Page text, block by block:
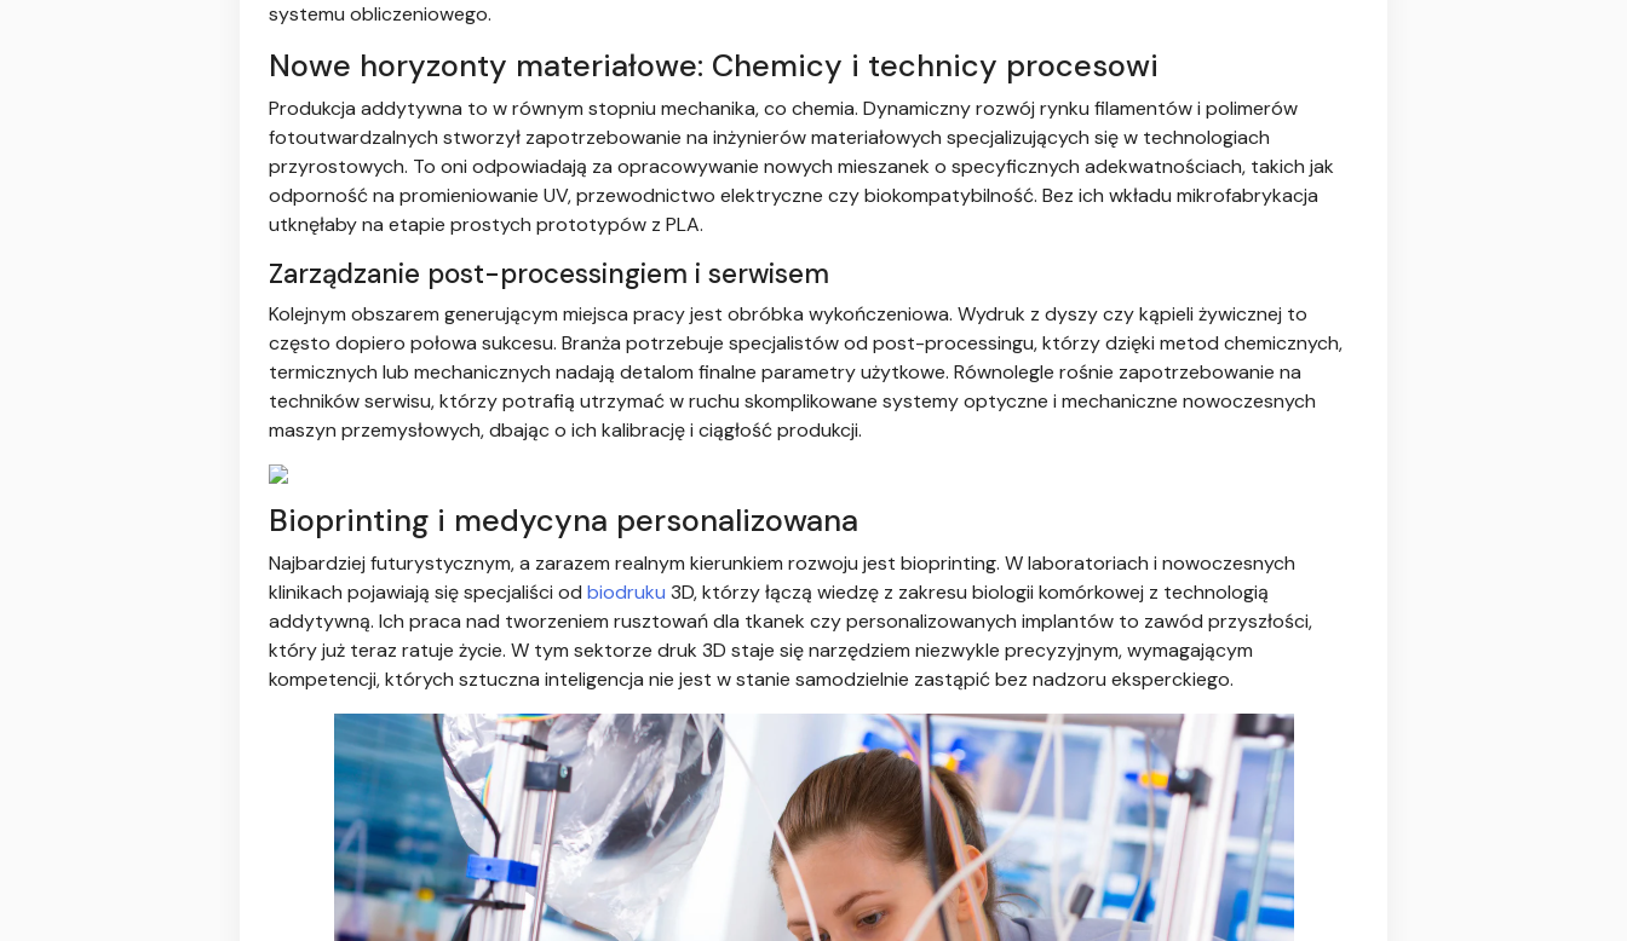
systemu obliczeniowego.
Nowe horyzonty materiałowe: Chemicy i technicy procesowi
Produkcja addytywna to w równym stopniu mechanika, co chemia. Dynamiczny rozwój rynku filamentów i polimerów
fotoutwardzalnych stworzył zapotrzebowanie na inżynierów materiałowych specjalizujących się w technologiach
przyrostowych. To oni odpowiadają za opracowywanie nowych mieszanek o specyficznych adekwatnościach, takich jak
odporność na promieniowanie UV, przewodnictwo elektryczne czy biokompatybilność. Bez ich wkładu mikrofabrykacja
utknęłaby na etapie prostych prototypów z PLA.
Zarządzanie post-processingiem i serwisem
Kolejnym obszarem generującym miejsca pracy jest obróbka wykończeniowa. Wydruk z dyszy czy kąpieli żywicznej to
często dopiero połowa sukcesu. Branża potrzebuje specjalistów od post-processingu, którzy dzięki metod chemicznych,
termicznych lub mechanicznych nadają detalom finalne parametry użytkowe. Równolegle rośnie zapotrzebowanie na
techników serwisu, którzy potrafią utrzymać w ruchu skomplikowane systemy optyczne i mechaniczne nowoczesnych
maszyn przemysłowych, dbając o ich kalibrację i ciągłość produkcji.
Bioprinting i medycyna personalizowana
Najbardziej futurystycznym, a zarazem realnym kierunkiem rozwoju jest bioprinting. W laboratoriach i nowoczesnych
klinikach pojawiają się specjaliści od biodruku 3D, którzy łączą wiedzę z zakresu biologii komórkowej z technologią
addytywną. Ich praca nad tworzeniem rusztowań dla tkanek czy personalizowanych implantów to zawód przyszłości,
który już teraz ratuje życie. W tym sektorze druk 3D staje się narzędziem niezwykle precyzyjnym, wymagającym
kompetencji, których sztuczna inteligencja nie jest w stanie samodzielnie zastąpić bez nadzoru eksperckiego.